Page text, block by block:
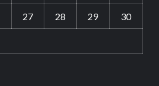
27 28 29 30